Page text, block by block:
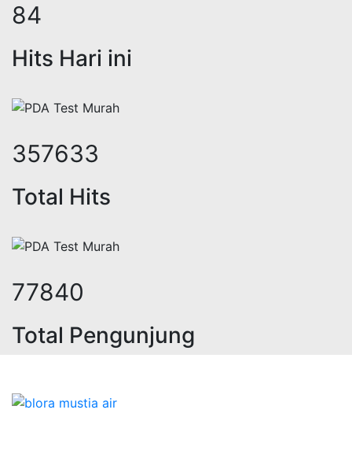
102
Hits Hari ini
435688
Total Hits
94829
Total Pengunjung